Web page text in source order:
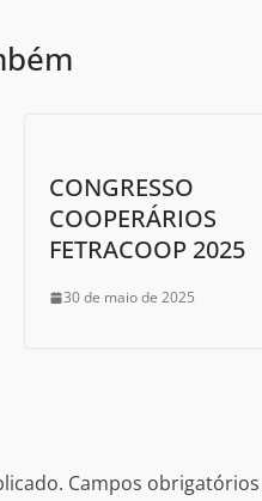
CONGRESSO
COOPERÁRIOS
FETRACOOP 2025
30 de maio de 2025
Campos